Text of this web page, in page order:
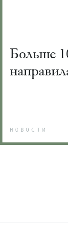
Больше
НОВОСТИ